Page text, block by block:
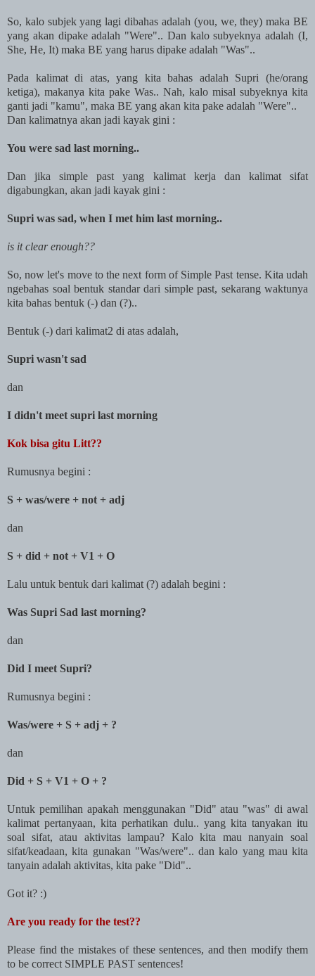
So, kalo subjek yang lagi dibahas adalah (you, we, they) maka BE
yang akan dipake adalah "Were".. Dan kalo subyeknya adalah (I,
She, He, It) maka BE yang harus dipake adalah "Was"..
Pada kalimat di atas, yang kita bahas adalah Supri (he/orang
ketiga), makanya kita pake Was.. Nah, kalo misal subyeknya kita
ganti jadi "kamu", maka BE yang akan kita pake adalah "Were"..
Dan kalimatnya akan jadi kayak gini :
You were sad last morning..
Dan jika simple past yang kalimat kerja dan kalimat sifat
digabungkan, akan jadi kayak gini :
Supri was sad, when I met him last morning..
is it clear enough??
So, now let's move to the next form of Simple Past tense. Kita udah
ngebahas soal bentuk standar dari simple past, sekarang waktunya
kita bahas bentuk (-) dan (?)..
Bentuk (-) dari kalimat2 di atas adalah,
Supri wasn't sad
dan
I didn't meet supri last morning
Kok bisa gitu Litt??
Rumusnya begini :
S + was/were + not + adj
dan
S + did + not + V1 + O
Lalu untuk bentuk dari kalimat (?) adalah begini :
Was Supri Sad last morning?
dan
Did I meet Supri?
Rumusnya begini :
Was/were + S + adj + ?
dan
Did + S + V1 + O + ?
Untuk pemilihan apakah menggunakan "Did" atau "was" di awal
kalimat pertanyaan, kita perhatikan dulu.. yang kita tanyakan itu
soal sifat, atau aktivitas lampau? Kalo kita mau nanyain soal
sifat/keadaan, kita gunakan "Was/were".. dan kalo yang mau kita
tanyain adalah aktivitas, kita pake "Did"..
Got it? :)
Are you ready for the test??
Please find the mistakes of these sentences, and then modify them
to be correct SIMPLE PAST sentences!